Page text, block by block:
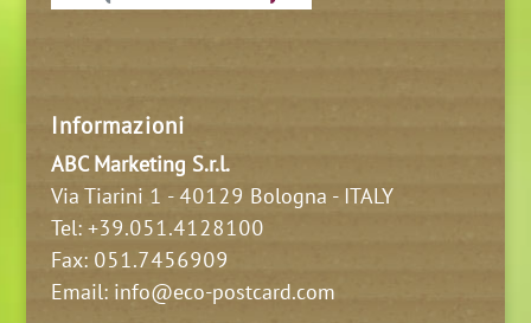
Informazioni
ABC Marketing S.r.l.
Via Tiarini 1 - 40129 Bologna - ITALY
Tel: +39.051.4128100
Fax: 051.7456909
Email: info@eco-postcard.com